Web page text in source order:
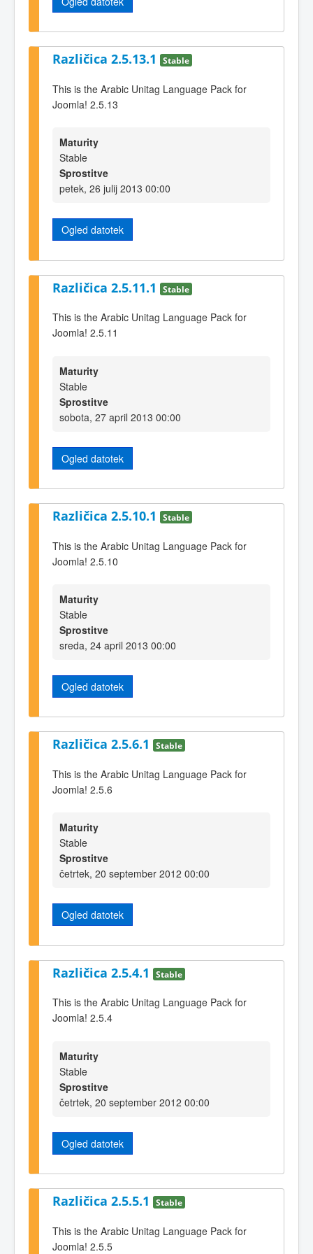
Različica 2.5.13.1 Stable
This is the Arabic Unitag Language Pack for
Joomla! 2.5.13
Maturity
Stable
Sprostitve
petek, 26 julij 2013 00:00
Ogled datotek
Različica 2.5.11.1 Stable
This is the Arabic Unitag Language Pack for
Joomla! 2.5.11
Maturity
Stable
Sprostitve
sobota, 27 april 2013 00:00
Ogled datotek
Različica 2.5.10.1 Stable
This is the Arabic Unitag Language Pack for
Joomla! 2.5.10
Maturity
Stable
Sprostitve
sreda, 24 april 2013 00:00
Ogled datotek
Različica 2.5.6.1 Stable
This is the Arabic Unitag Language Pack for
Joomla! 2.5.6
Maturity
Stable
Sprostitve
četrtek, 20 september 2012 00:00
Ogled datotek
Različica 2.5.4.1 Stable
This is the Arabic Unitag Language Pack for
Joomla! 2.5.4
Maturity
Stable
Sprostitve
četrtek, 20 september 2012 00:00
Ogled datotek
Različica 2.5.5.1 Stable
This is the Arabic Unitag Language Pack for
Joomla! 2.5.5